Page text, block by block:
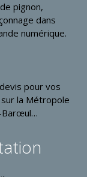
pignon,
dans
numérique.
pour vos
la Métropole
Barœul…